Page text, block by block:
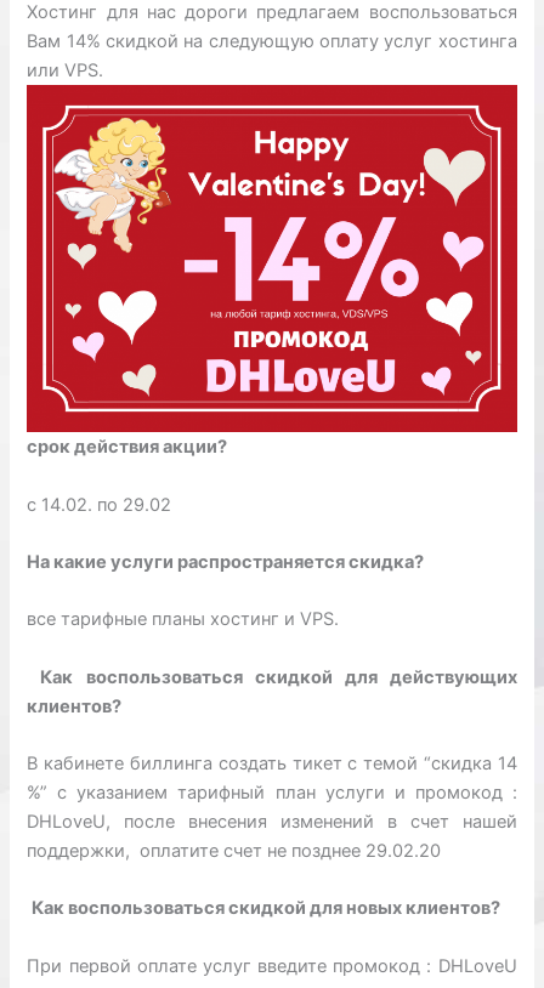
Хостинг для нас дороги предлагаем воспользоваться
Вам 14% скидкой на следующую оплату услуг хостинга
или VPS.
срок действия акции?
с 14.02. по 29.02
На какие услуги распространяется скидка?
все тарифные планы хостинг и VPS.
Как воспользоваться скидкой для действующих
клиентов?
В кабинете биллинга создать тикет с темой “скидка 14
%” с указанием тарифный план услуги и промокод :
DHLoveU, после внесения изменений в счет нашей
поддержки, оплатите счет не позднее 29.02.20
Как воспользоваться скидкой для новых клиентов?
При первой оплате услуг введите промокод : DHLoveU